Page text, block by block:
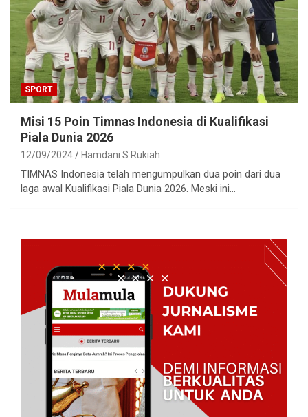
SPORT
Misi 15 Poin Timnas Indonesia di Kualifikasi
Piala Dunia 2026
12/09/2024 Hamdani S Rukiah
TIMNAS Indonesia telah mengumpulkan dua poin dari dua
laga awal Kualifikasi Piala Dunia 2026. Meski ini…